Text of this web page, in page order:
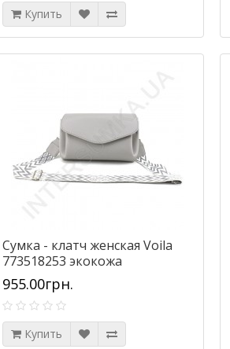
Купить
Сумка - клатч женская Voila
773518253 экокожа
955.00грн.
Купить